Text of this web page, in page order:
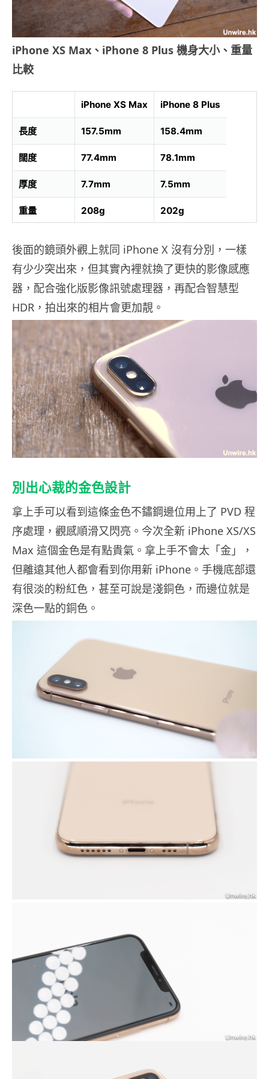
iPhone XS Max、iPhone 8 Plus 機身大小、重量
比較
iPhone XS Max iPhone 8 Plus
長度 157.5mm 158.4mm
闊度 77.4mm 78.1mm
厚度 7.7mm 7.5mm
重量 208g 202g
後面的鏡頭外觀上就同 iPhone X 沒有分別，一樣
有少少突出來，但其實內裡就換了更快的影像感應
器，配合強化版影像訊號處理器，再配合智慧型
HDR，拍出來的相片會更加靚。
別出心裁的金色設計
拿上手可以看到這條金色不鏽鋼邊位用上了 PVD 程
序處理，觀感順滑又閃亮。今次全新 iPhone XS/XS
Max 這個金色是有點貴氣。拿上手不會太「金」，
但離遠其他人都會看到你用新 iPhone。手機底部還
有很淡的粉紅色，甚至可說是淺銅色，而邊位就是
深色一點的銅色。